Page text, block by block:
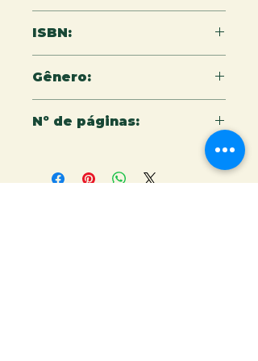
ISBN:
Gênero:
Nº de páginas: